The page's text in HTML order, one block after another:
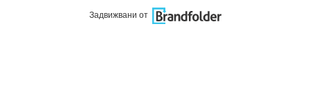
Задвижвани от